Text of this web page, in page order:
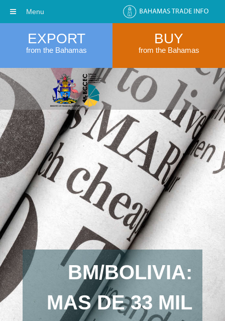
EXPORT
from the Bahamas
BUY
from the Bahamas
BM/BOLIVIA:
MAS DE 33 MIL
Menu